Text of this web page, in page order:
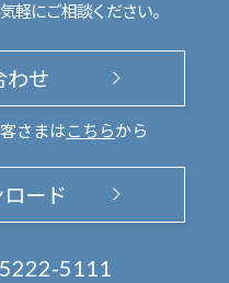
軽にご相談ください。
わせ
さまは こちらから
ード
5111